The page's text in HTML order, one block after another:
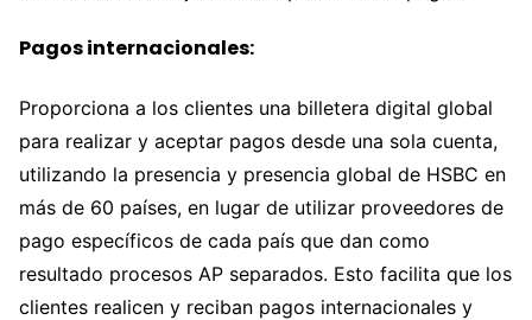
Pagos internacionales:
Proporciona a los clientes una billetera digital global
para realizar y aceptar pagos desde una sola cuenta,
utilizando la presencia y presencia global de HSBC en
más de 60 países, en lugar de utilizar proveedores de
pago específicos de cada país que dan como
resultado procesos AP separados. Esto facilita que los
clientes realicen y reciban pagos internacionales y